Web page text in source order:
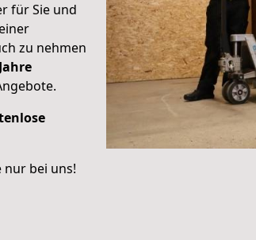
für Sie und
zu nehmen
nur bei uns!